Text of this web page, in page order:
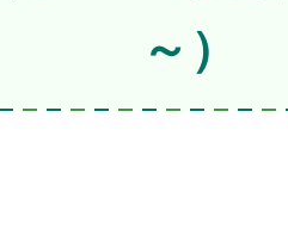
～）